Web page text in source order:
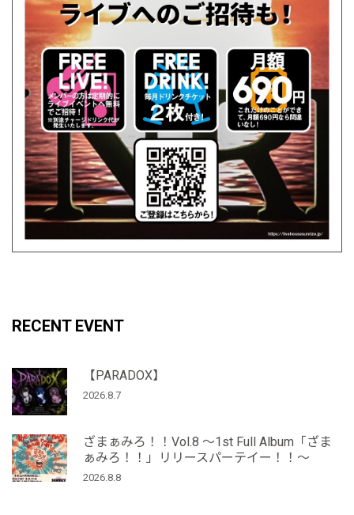
RECENT EVENT
【PARADOX】
2026.8.7
ざまぁみろ！！Vol.8 ～1st Full Album「ざま
ぁみろ！！」リリースパーテイー！！～
2026.8.8